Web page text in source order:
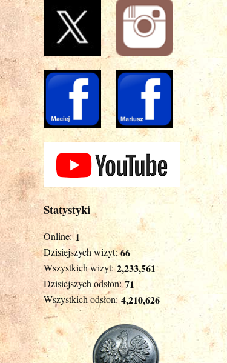
Statystyki
Online: 1
Dzisiejszych wizyt: 66
Wszystkich wizyt: 2,233,561
Dzisiejszych odsłon: 71
Wszystkich odsłon: 4,210,626